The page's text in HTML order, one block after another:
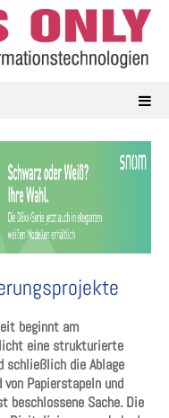
beginnt am
eine strukturierte
schließlich die Ablage
Papierstapeln und
beschlossene Sache. Die